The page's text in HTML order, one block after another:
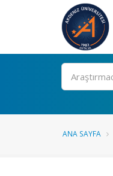
Ara
ANA SAYFA